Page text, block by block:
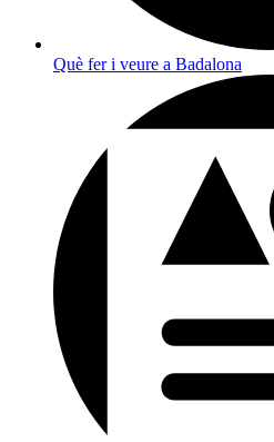
Què fer i veure a Badalona